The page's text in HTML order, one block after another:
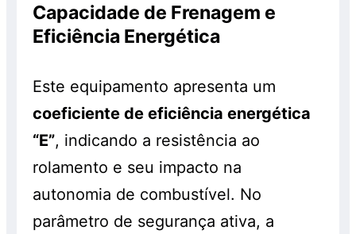
Capacidade de Frenagem e
Eficiência Energética
Este equipamento apresenta um
coeficiente de eficiência energética
“E”, indicando a resistência ao
rolamento e seu impacto na
autonomia de combustível. No
parâmetro de segurança ativa, a